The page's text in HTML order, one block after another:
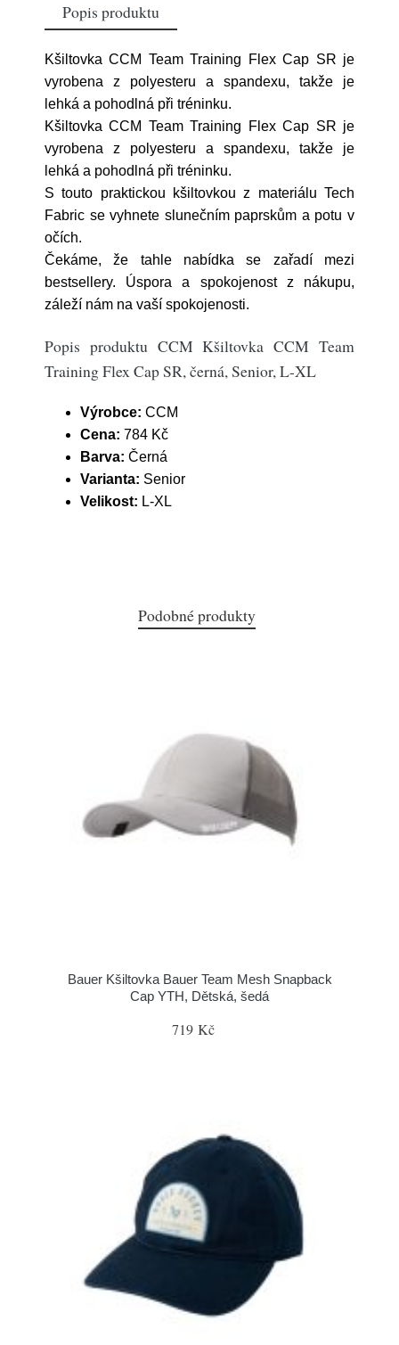
Popis produktu
Kšiltovka CCM Team Training Flex Cap SR je
vyrobena z polyesteru a spandexu, takže je
lehká a pohodlná při tréninku.
Kšiltovka CCM Team Training Flex Cap SR je
vyrobena z polyesteru a spandexu, takže je
lehká a pohodlná při tréninku.
S touto praktickou kšiltovkou z materiálu Tech
Fabric se vyhnete slunečním paprskům a potu v
očích.
Čekáme, že tahle nabídka se zařadí mezi
bestsellery. Úspora a spokojenost z nákupu,
záleží nám na vaší spokojenosti.
Popis produktu CCM Kšiltovka CCM Team
Training Flex Cap SR, černá, Senior, L-XL
Výrobce: CCM
Cena: 784 Kč
Barva: Černá
Varianta: Senior
Velikost: L-XL
Podobné produkty
Bauer Kšiltovka Bauer Team Mesh Snapback
Cap YTH, Dětská, šedá
719 Kč